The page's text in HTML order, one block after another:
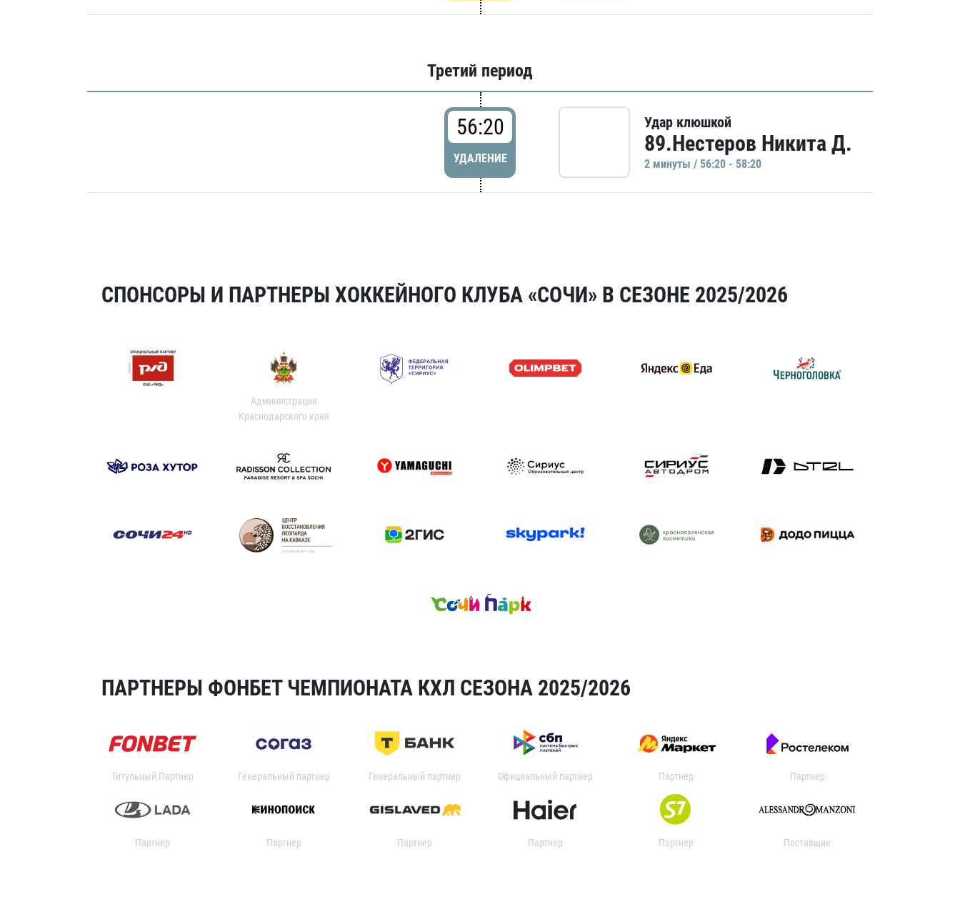
Третий период
56:20
УДАЛЕНИЕ
Удар клюшкой
89.Нестеров Никита Д.
2 минуты / 56:20 - 58:20
СПОНСОРЫ И ПАРТНЕРЫ ХОККЕЙНОГО КЛУБА «СОЧИ» В СЕЗОНЕ 2025/2026
Администрация
Краснодарского края
ПАРТНЕРЫ ФОНБЕТ ЧЕМПИОНАТА КХЛ СЕЗОНА 2025/2026
Титульный Партнер Генеральный партнер Генеральный партнер Официальный партнер Партнер Партнер
Партнер Партнер Партнер Партнер Партнер Поставщик